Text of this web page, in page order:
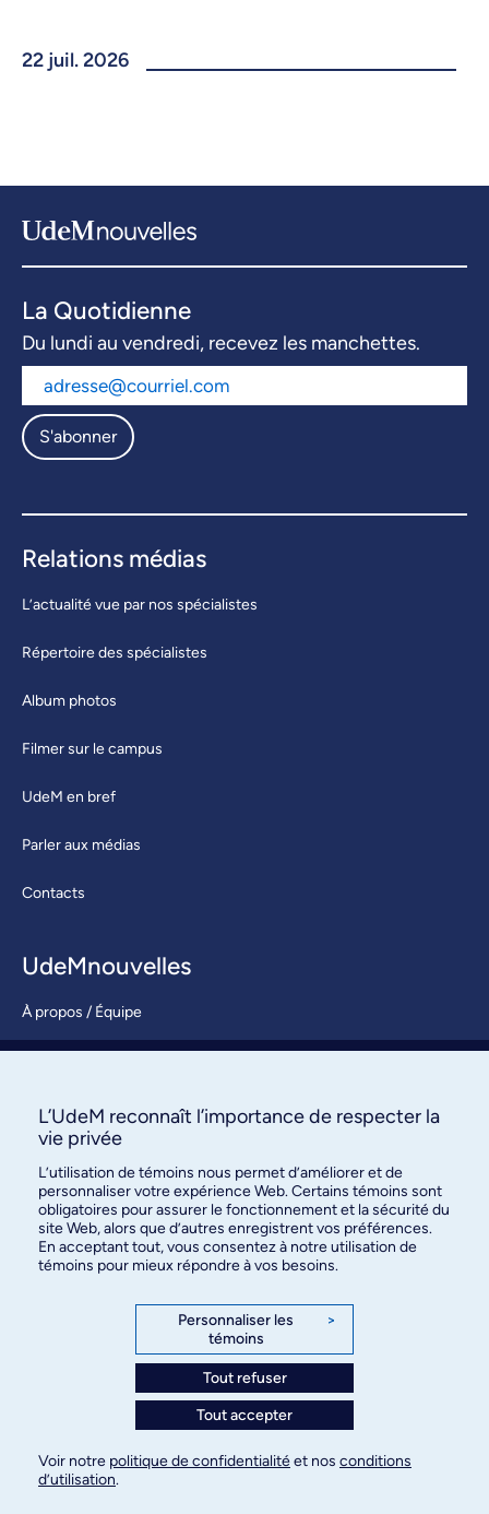
22 juil. 2026
La Quotidienne
Du lundi au vendredi, recevez les manchettes.
S'abonner
Relations médias
L’actualité vue par nos spécialistes
Répertoire des spécialistes
Album photos
Filmer sur le campus
UdeM en bref
Parler aux médias
Contacts
UdeMnouvelles
À propos / Équipe
S’abonner
Bureau des communications et
des relations publiques
3744, rue Jean-Brillant, bureau 490
Montréal (Québec) H3T 1P1
Paramètres des témoins
© Université de Montréal, 2026. Tous droits
L’UdeM reconnaît l’importance de respecter la
vie privée
L’utilisation de témoins nous permet d’améliorer et de
personnaliser votre expérience Web. Certains témoins sont
obligatoires pour assurer le fonctionnement et la sécurité du
site Web, alors que d’autres enregistrent vos préférences.
En acceptant tout, vous consentez à notre utilisation de
témoins pour mieux répondre à vos besoins.
Personnaliser les
témoins
>
Tout refuser
Tout accepter
Voir notre politique de confidentialitéet nos conditions
d’utilisation.